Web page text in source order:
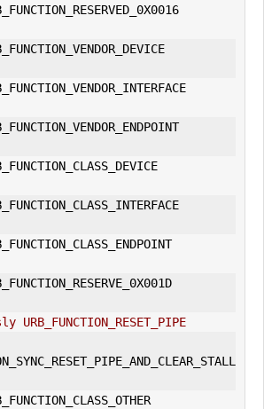
STALL